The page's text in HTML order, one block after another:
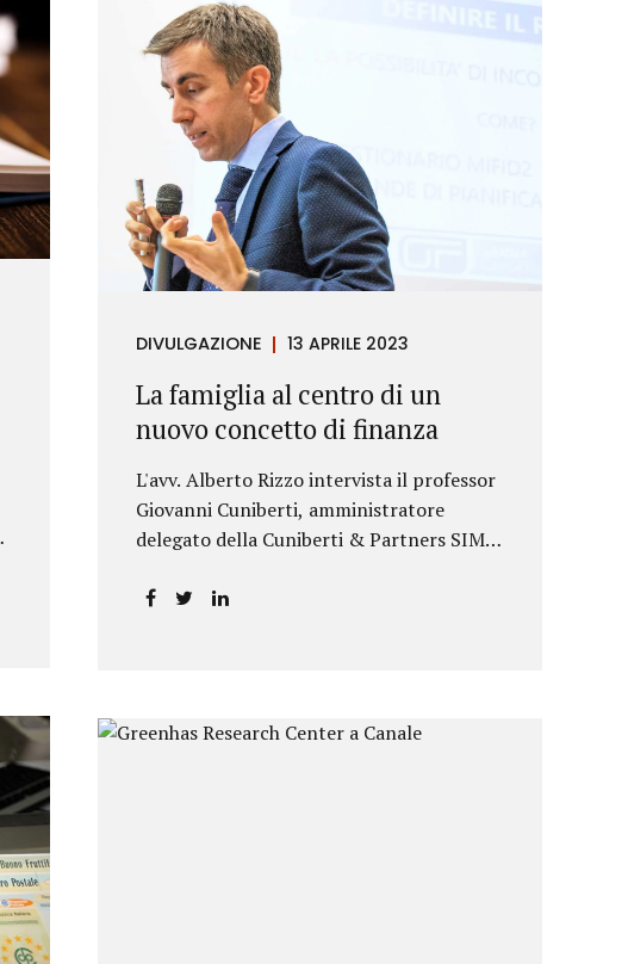
DIVULGAZIONE 13 APRILE 2023
La famiglia al centro di un
nuovo concetto di finanza
L'avv. Alberto Rizzo intervista il professor
Giovanni Cuniberti, amministratore
delegato della Cuniberti & Partners SIM